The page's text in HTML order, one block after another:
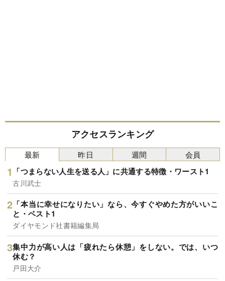
アクセスランキング
最新
「つまらない人生を送る人」に共通する特徴・ワースト1
古川武士
「本当に幸せになりたい」なら、今すぐやめた方がいいこ
と・ベスト1
ダイヤモンド社書籍編集局
集中力が高い人は「疲れたら休憩」をしない。では、いつ
休む？
戸田大介
昨日 週間 会員